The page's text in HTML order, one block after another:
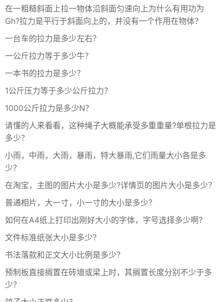
在一粗糙斜面上拉一物体沿斜面匀速向上为什么有用功为
Gh?拉力是平行于斜面向上的，并没有一个作用在物体？
一台车的拉力是多少左右？
一公斤拉力等于多少牛？
一本书的拉力是多少？
1公斤压力等于多少公斤拉力？
1000公斤拉力是多少N？
请懂的人来看看，这种绳子大概能承受多重重量?单根拉力是
多少？
小雨，中雨，大雨，暴雨，特大暴雨,它们雨量大小各是多
少？
在淘宝，主图的图片大小是多少?详情页的图片大小是多少？
普通相片，大一寸，小一寸的大小是多少？
如何在A4纸上打印出刚好大小的字体，字号选择多少啊？
文件标准纸张大小是多少？
书法落款和正文大小比例是多少？
预制板直接搁置在砖墙或梁上时，其搁置长度分别不少于多
少？